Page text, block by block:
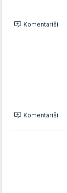
Komentariši
Komentariši